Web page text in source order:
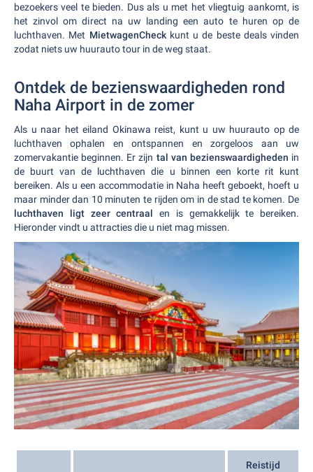
bezoekers veel te bieden. Dus als u met het vliegtuig aankomt, is
het zinvol om direct na uw landing een auto te huren op de
luchthaven. Met MietwagenCheck kunt u de beste deals vinden
zodat niets uw huurauto tour in de weg staat.
Ontdek de bezienswaardigheden rond
Naha Airport in de zomer
Als u naar het eiland Okinawa reist, kunt u uw huurauto op de
luchthaven ophalen en ontspannen en zorgeloos aan uw
zomervakantie beginnen. Er zijn tal van bezienswaardigheden in
de buurt van de luchthaven die u binnen een korte rit kunt
bereiken. Als u een accommodatie in Naha heeft geboekt, hoeft u
maar minder dan 10 minuten te rijden om in de stad te komen. De
luchthaven ligt zeer centraal en is gemakkelijk te bereiken.
Hieronder vindt u attracties die u niet mag missen.
Reistijd